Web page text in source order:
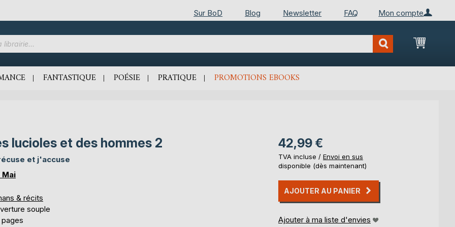
Mon compte
Sur BoD Blog Newsletter FAQ
Mon
FANTASTIQUE POÉSIE PRATIQUE PROMOTIONS EBOOKS
lucioles et des hommes 2
et j'accuse
Mai
& récits
souple
42,99 €
TVA incluse / Envoi en sus
disponible (dès maintenant)
AJOUTER AU PANIER
Ajouter à ma liste d'envies